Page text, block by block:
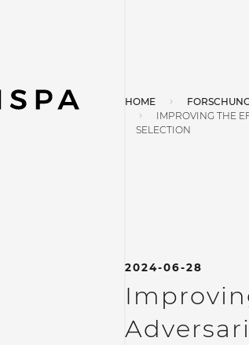
HOME
IMPROVING THE
SELECTION
2024-06-28